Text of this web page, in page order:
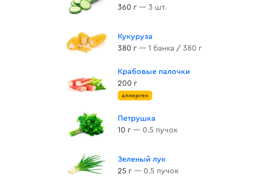
360 г — 3 шт.
Кукуруза
380 г — 1 банка / 380 г
Крабовые палочки
200 г
аллерген
Петрушка
10 г — 0.5 пучок
Зеленый лук
25 г — 0.5 пучок